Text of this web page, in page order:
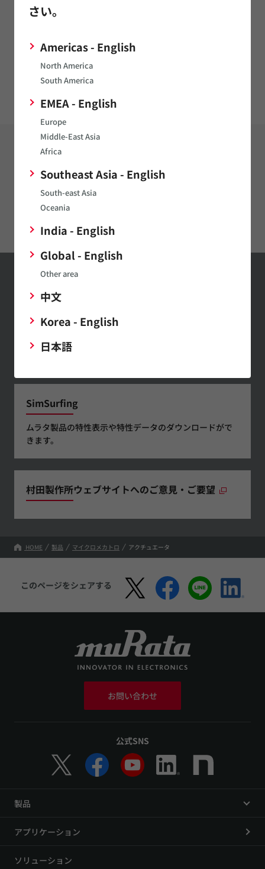
さい。
Americas - English
North America
South America
EMEA - English
Europe
Middle-East Asia
Africa
Southeast Asia - English
South-east Asia
Oceania
India - English
Global - English
Other area
中文
Korea - English
日本語
小型低消費電力バイブレーションモーター「ピエゾバイブ」の
商品化について
アクチュエータ
村田製作所メール
マガジンの登録
最新の製品情報やイベントの紹介
など幅広い情報を月1～２回お届
けします。
SimSurfing
ムラタ製品の特性表示や特性データのダウンロードがで
きます。
村田製作所ウェブサイトへのご意見・ご要望
HOME 製品 マイクロメカトロ アクチュエータ
このページをシェアする
お問い合わせ
公式SNS
製品
アプリケーション
ソリューション